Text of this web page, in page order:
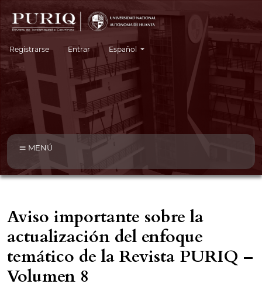
Registrarse Entrar Cambiar el idioma. El idioma actual es:
Español
MENÚ
Aviso importante sobre la
actualización del enfoque
temático de la Revista PURIQ –
Volumen 8